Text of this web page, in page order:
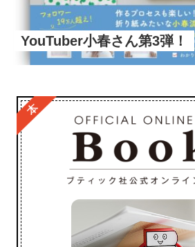
YouTuber小春さん第3弾！